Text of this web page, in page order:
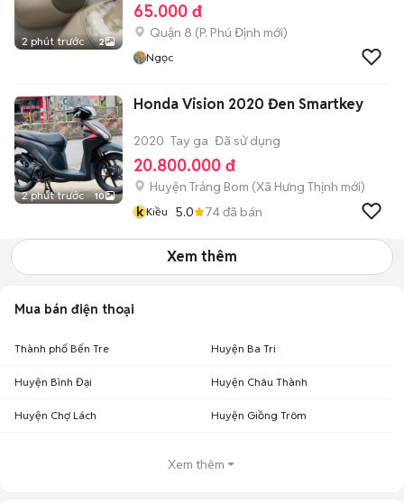
2 phút trước 2
65.000 đ
Quận 8 (P. Phú Định mới)
Ngọc
2 phút trước 10
Honda Vision 2020 Đen Smartkey
2020 Tay ga Đã sử dụng
20.800.000 đ
Huyện Trảng Bom (Xã Hưng Thịnh mới)
k Kiều 5.0 74đã bán
Xem thêm
Mua bán điện thoại
Thành phố Bến Tre Huyện Ba Tri
Huyện Bình Đại Huyện Châu Thành
Huyện Chợ Lách Huyện Giồng Trôm
Xem thêm